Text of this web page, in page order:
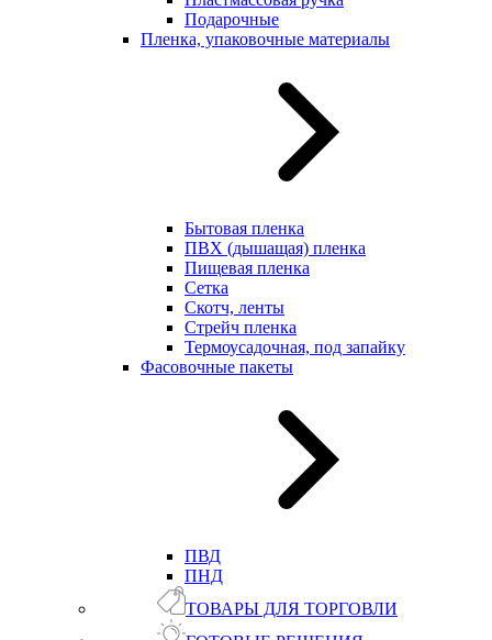
Подарочные
Пленка, упаковочные материалы
Бытовая пленка
ПВХ (дышащая) пленка
Пищевая пленка
Сетка
Скотч, ленты
Стрейч пленка
Термоусадочная, под запайку
Фасовочные пакеты
ПВД
ПНД
ТОВАРЫ ДЛЯ ТОРГОВЛИ